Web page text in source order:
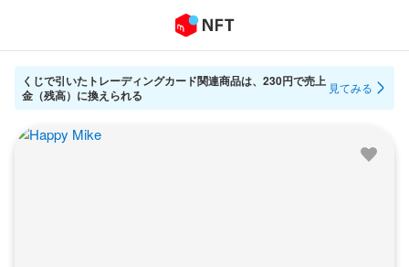
くじで引いたトレーディングカード関連商品は、230円で売上
金（残高）に換えられる
見てみる